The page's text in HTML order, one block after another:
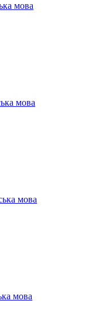
мова
мова
мова
мова